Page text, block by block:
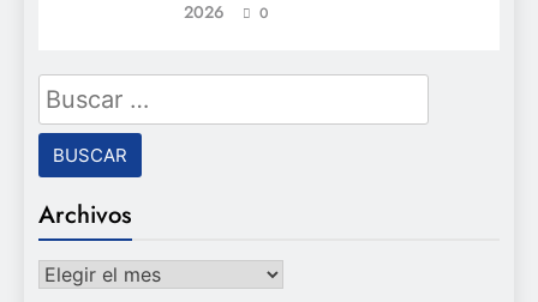
2026
0
Buscar:
Archivos
Archivos